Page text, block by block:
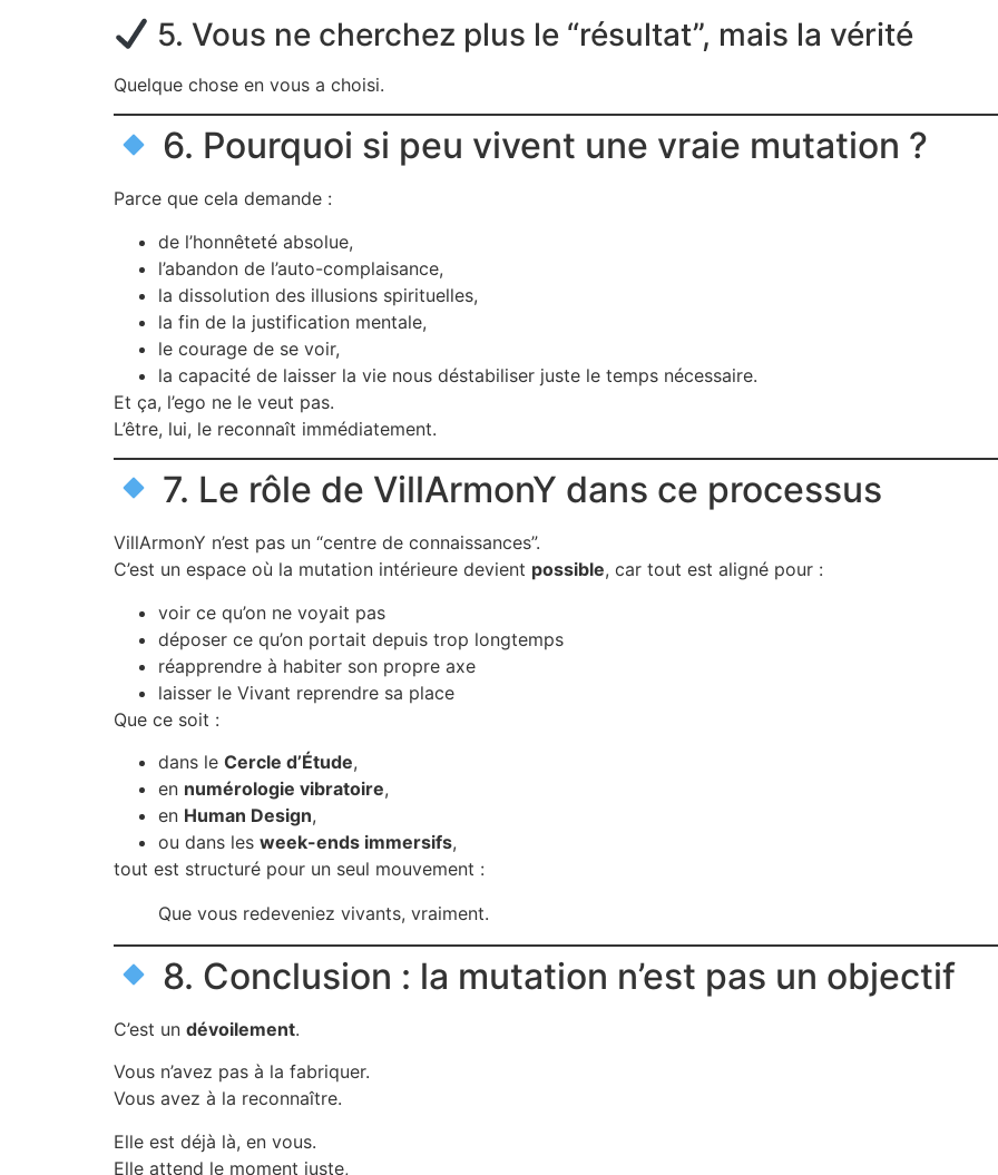
5. Vous ne cherchez plus le “résultat”, mais la vérité
Quelque chose en vous a choisi.
6. Pourquoi si peu vivent une vraie mutation ?
Parce que cela demande :
de l’honnêteté absolue,
l’abandon de l’auto-complaisance,
la dissolution des illusions spirituelles,
la fin de la justification mentale,
le courage de se voir,
la capacité de laisser la vie nous déstabiliser juste le temps nécessaire.
Et ça, l’ego ne le veut pas.
L’être, lui, le reconnaît immédiatement.
7. Le rôle de VillArmonY dans ce processus
VillArmonY n’est pas un “centre de connaissances”.
C’est un espace où la mutation intérieure devient possible, car tout est aligné pour :
voir ce qu’on ne voyait pas
déposer ce qu’on portait depuis trop longtemps
réapprendre à habiter son propre axe
laisser le Vivant reprendre sa place
Que ce soit :
dans le Cercle d’Étude,
en numérologie vibratoire,
en Human Design,
ou dans les week-ends immersifs,
tout est structuré pour un seul mouvement :
Que vous redeveniez vivants, vraiment.
8. Conclusion : la mutation n’est pas un objectif
C’est un dévoilement.
Vous n’avez pas à la fabriquer.
Vous avez à la reconnaître.
Elle est déjà là, en vous.
Elle attend le moment juste,